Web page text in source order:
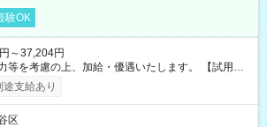
験OK
～37,204円
を考慮の上、加給・優遇いたします。 【試用期
なし
支給あり
区